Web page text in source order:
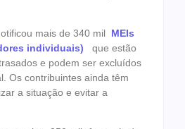
mais de 340 mil MEIs
individuais)
que estão
e podem ser excluídos
Os contribuintes ainda têm
a situação e evitar a